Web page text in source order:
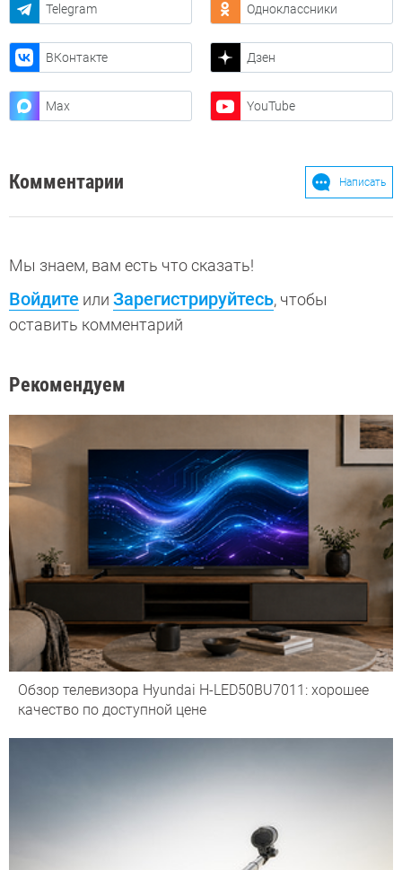
Telegram Одноклассники
ВКонтакте Дзен
Max YouTube
Комментарии Написать
Мы знаем, вам есть что сказать!
Войдите или Зарегистрируйтесь, чтобы
оставить комментарий
Рекомендуем
Обзор телевизора Hyundai H-LED50BU7011: хорошее
качество по доступной цене